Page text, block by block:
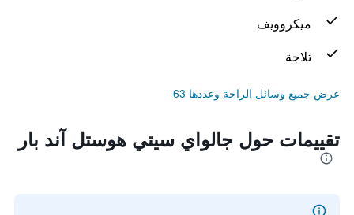
ميكروويف
ثلاجة
عرض جميع وسائل الراحة وعددها 63
تقييمات حول جالواي سيتي هوستل آند بار